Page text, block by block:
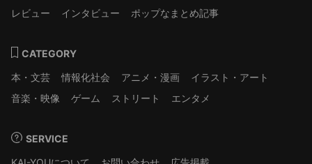
レビュー
インタビュー ポップなまとめ記事
CATEGORY
本・文芸
情報化社会 アニメ・漫画
イラスト・アート
音楽・映像
ゲーム ストリート エンタメ
SERVICE